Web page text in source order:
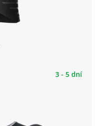
3 - 5 dní